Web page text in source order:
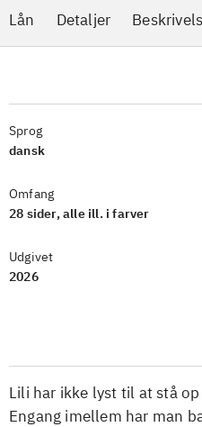
Lån Detaljer
Sprog
dansk
Omfang
28 sider, alle ill. i farver
Udgivet
2026
Lili har ikke lyst til at stå
Engang imellem har man